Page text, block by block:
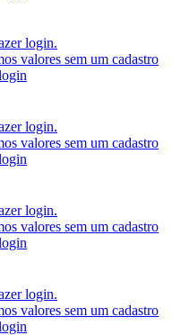
login.
valores sem um cadastro
login.
valores sem um cadastro
login.
valores sem um cadastro
login.
valores sem um cadastro